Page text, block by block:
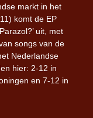
markt in het
komt de EP
uit, met
songs van de
Nederlandse
hier: 2-12 in
en 7-12 in